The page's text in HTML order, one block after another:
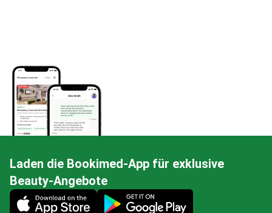
Laden die Bookimed-App für exklusive
Beauty-Angebote
Mobile app illustration